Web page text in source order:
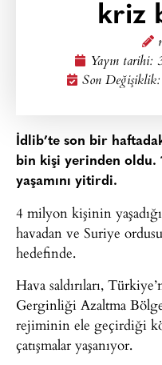
kriz
Yayın tarihi:
Son
İdlib’te son bir
bin kişi yerinden oldu.
yaşamını yitirdi.
4 milyon kişinin
havadan ve Suriye
hedefinde.
Hava saldırıları,
Gerginliği Azaltma
rejiminin ele geçirdiği
çatışmalar yaşanıyor.